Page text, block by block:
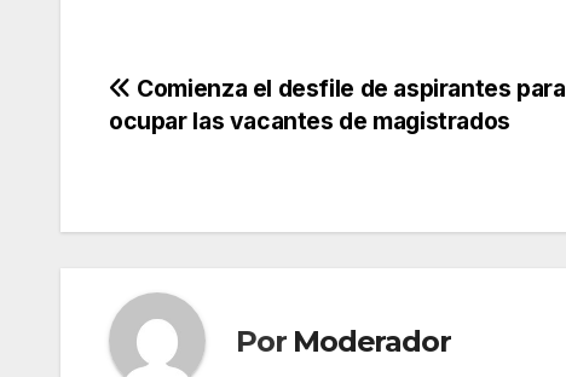
Navegación
de
Comienza el desfile de aspirantes para
ocupar las vacantes de magistrados
Por Moderador